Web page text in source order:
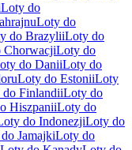
Loty do
Loty do
do BrazyliiLoty do
ChorwacjiLoty do
do DaniiLoty do
Loty do EstoniiLoty
FinlandiiLoty do
HiszpaniiLoty do
do IndonezjiLoty do
JamajkiLoty do